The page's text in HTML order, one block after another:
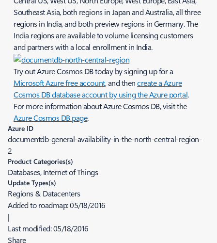
Southeast Asia, both regions in Japan and Australia, all three
regions in India, and both preview regions in Germany. The
India regions are available to volume licensing customers
and partners with a local enrollment in India.
Try out Azure Cosmos DB today by signing up for a
Microsoft Azure free account, and thencreate a Azure
Cosmos DB database account by using the Azure portal.
For more information about Azure Cosmos DB, visit the
Azure Cosmos DB page.
Azure ID
documentdb-general-availability-in-the-north-central-region-
2
Product Categories(s)
Databases, Internet of Things
Update Types(s)
Regions & Datacenters
Added to roadmap:05/18/2016
|
Last modified:05/18/2016
Share